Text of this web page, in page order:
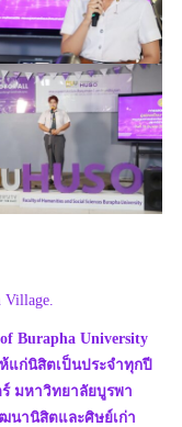
Burapha University
แก่นิสิตเป็นประจำทุกปี
มหาวิทยาลัยบูรพา
นานิสิตและศิษย์เก่า